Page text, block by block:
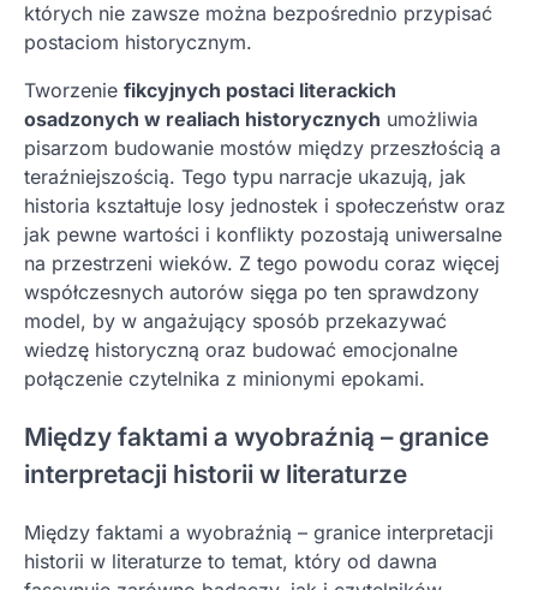
których nie zawsze można bezpośrednio przypisać
postaciom historycznym.
Tworzenie fikcyjnych postaci literackich
osadzonych w realiach historycznych umożliwia
pisarzom budowanie mostów między przeszłością a
teraźniejszością. Tego typu narracje ukazują, jak
historia kształtuje losy jednostek i społeczeństw oraz
jak pewne wartości i konflikty pozostają uniwersalne
na przestrzeni wieków. Z tego powodu coraz więcej
współczesnych autorów sięga po ten sprawdzony
model, by w angażujący sposób przekazywać
wiedzę historyczną oraz budować emocjonalne
połączenie czytelnika z minionymi epokami.
Między faktami a wyobraźnią – granice
interpretacji historii w literaturze
Między faktami a wyobraźnią – granice interpretacji
historii w literaturze to temat, który od dawna